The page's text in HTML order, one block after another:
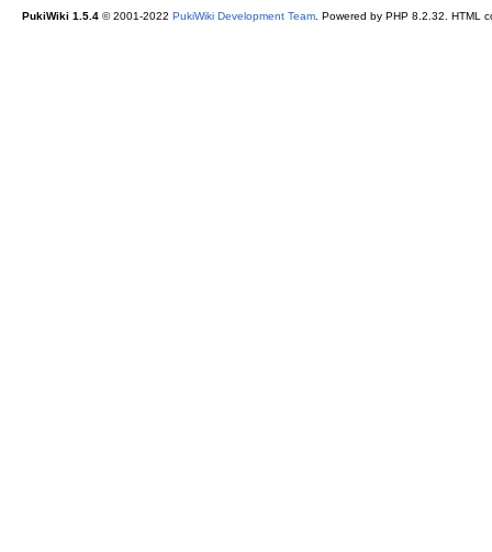
PukiWiki 1.5.4© 2001-2022 PukiWiki Development Team. Powered by PHP 8.2.32. HTML